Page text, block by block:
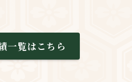
一覧はこちら